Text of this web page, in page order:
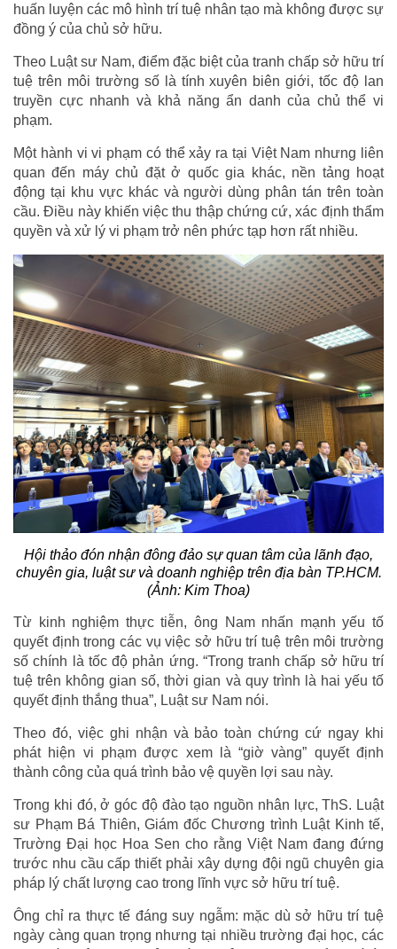
huấn luyện các mô hình trí tuệ nhân tạo mà không được sự
đồng ý của chủ sở hữu.
Theo Luật sư Nam, điểm đặc biệt của tranh chấp sở hữu trí
tuệ trên môi trường số là tính xuyên biên giới, tốc độ lan
truyền cực nhanh và khả năng ẩn danh của chủ thể vi
phạm.
Một hành vi vi phạm có thể xảy ra tại Việt Nam nhưng liên
quan đến máy chủ đặt ở quốc gia khác, nền tảng hoạt
động tại khu vực khác và người dùng phân tán trên toàn
cầu. Điều này khiến việc thu thập chứng cứ, xác định thẩm
quyền và xử lý vi phạm trở nên phức tạp hơn rất nhiều.
Hội thảo đón nhận đông đảo sự quan tâm của lãnh đạo,
chuyên gia, luật sư và doanh nghiệp trên địa bàn TP.HCM.
(Ảnh: Kim Thoa)
Từ kinh nghiệm thực tiễn, ông Nam nhấn mạnh yếu tố
quyết định trong các vụ việc sở hữu trí tuệ trên môi trường
số chính là tốc độ phản ứng. “Trong tranh chấp sở hữu trí
tuệ trên không gian số, thời gian và quy trình là hai yếu tố
quyết định thắng thua”, Luật sư Nam nói.
Theo đó, việc ghi nhận và bảo toàn chứng cứ ngay khi
phát hiện vi phạm được xem là “giờ vàng” quyết định
thành công của quá trình bảo vệ quyền lợi sau này.
Trong khi đó, ở góc độ đào tạo nguồn nhân lực, ThS. Luật
sư Phạm Bá Thiên, Giám đốc Chương trình Luật Kinh tế,
Trường Đại học Hoa Sen cho rằng Việt Nam đang đứng
trước nhu cầu cấp thiết phải xây dựng đội ngũ chuyên gia
pháp lý chất lượng cao trong lĩnh vực sở hữu trí tuệ.
Ông chỉ ra thực tế đáng suy ngẫm: mặc dù sở hữu trí tuệ
ngày càng quan trọng nhưng tại nhiều trường đại học, các